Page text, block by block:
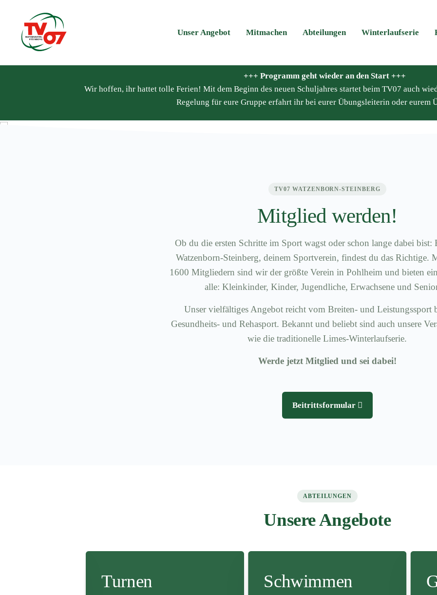
Unser Angebot Mitmachen Abteilungen Winterlaufserie
+++ Programm geht wieder an den Start +++
Wir hoffen, ihr hattet tolle Ferien! Mit dem Beginn des neuen Schuljahres startet beim TV07 auch
Regelung für eure Gruppe erfahrt ihr bei eurer Übungsleiterin oder eurem
Willkommen beim TV07
TV07 WATZENBORN-STEINBERG
Mitglied werden!
Ob du die ersten Schritte im Sport wagst oder schon lange dabei
Watzenborn-Steinberg, deinem Sportverein, findest du das Richtige.
1600 Mitgliedern sind wir der größte Verein in Pohlheim und bieten
alle: Kleinkinder, Kinder, Jugendliche, Erwachsene und
Unser vielfältiges Angebot reicht vom Breiten- und Leistungssport
Gesundheits- und Rehasport. Bekannt und beliebt sind auch unsere
wie die traditionelle Limes-Winterlaufserie.
Werde jetzt Mitglied und sei dabei!
Beitrittsformular
ABTEILUNGEN
Unsere Angebote
Turnen Schwimmen